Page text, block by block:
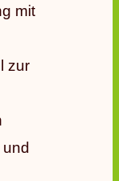
mit
zur